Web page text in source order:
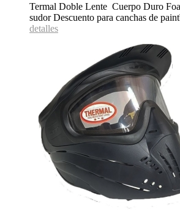
Termal Doble Lente Cuerpo Duro
sudor Descuento para canchas de
detalles